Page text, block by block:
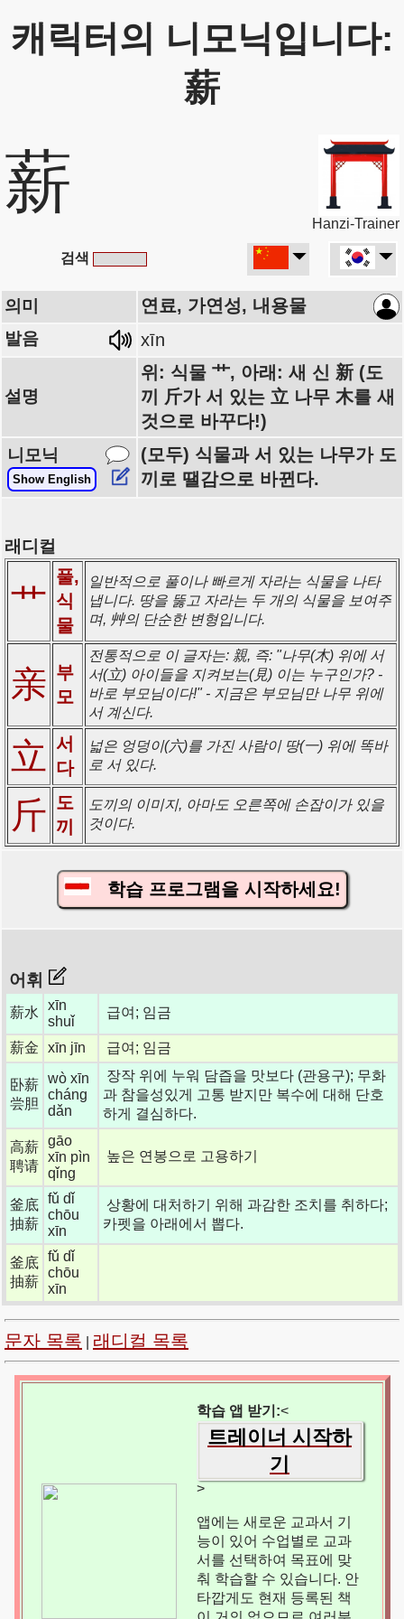
캐릭터의 니모닉입니다:
薪
薪
Hanzi-Trainer
검색
의미 연료, 가연성, 내용물
발음 xīn
설명
위: 식물 艹, 아래: 새 신 新 (도
끼 斤가 서 있는 立 나무 木를 새
것으로 바꾸다!)
니모닉
Show English
(모두) 식물과 서 있는 나무가 도
끼로 땔감으로 바뀐다.
래디컬
艹
풀,
식
물
일반적으로 풀이나 빠르게 자라는 식물을 나타
냅니다. 땅을 뚫고 자라는 두 개의 식물을 보여주
며, 艸의 단순한 변형입니다.
亲 부
모
전통적으로 이 글자는: 親, 즉: "나무(木) 위에 서
서(立) 아이들을 지켜보는(見) 이는 누구인가? -
바로 부모님이다!" - 지금은 부모님만 나무 위에
서 계신다.
立
서
다
넓은 엉덩이(六)를 가진 사람이 땅(一) 위에 똑바
로 서 있다.
斤 도
끼
도끼의 이미지, 아마도 오른쪽에 손잡이가 있을
것이다.
학습 프로그램을 시작하세요!
어휘
薪水
xīn
shuǐ
급여; 임금
薪金 xīn jīn 급여; 임금
卧薪
尝胆
wò xīn
cháng
dǎn
장작 위에 누워 담즙을 맛보다 (관용구); 무화
과 참을성있게 고통 받지만 복수에 대해 단호
하게 결심하다.
高薪
聘请
gāo
xīn pìn
qǐng
높은 연봉으로 고용하기
釜底
抽薪
fǔ dǐ
chōu
xīn
상황에 대처하기 위해 과감한 조치를 취하다;
카펫을 아래에서 뽑다.
釜底
抽薪
fǔ dǐ
chōu
xīn
문자 목록 래디컬 목록
학습 앱 받기:<
트레이너 시작하
기
>
앱에는 새로운 교과서 기
능이 있어 수업별로 교과
서를 선택하여 목표에 맞
춰 학습할 수 있습니다. 안
타깝게도 현재 등록된 책